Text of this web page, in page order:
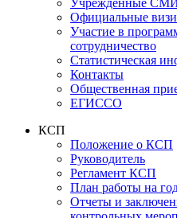
Официальные
Участие в
сотрудничество
Статистическая
Контакты
Общественная
ЕГИССО
КСП
Положение о КСП
Руководитель
Регламент КСП
План работы на
Отчеты и